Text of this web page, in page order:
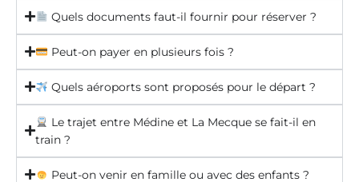
Quels documents faut-il fournir pour réserver ?
Peut-on payer en plusieurs fois ?
Quels aéroports sont proposés pour le départ ?
Le trajet entre Médine et La Mecque se fait-il en
train ?
Peut-on venir en famille ou avec des enfants ?